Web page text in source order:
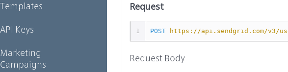
Templates
API Keys
Marketing
Campaigns
Request
1 POST https://api.sendgrid.com/v3/
Request Body